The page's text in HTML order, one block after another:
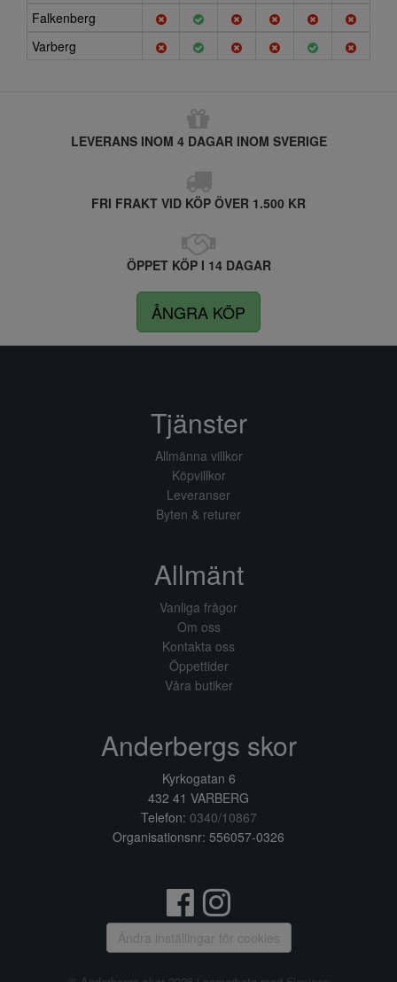
Falkenberg
Varberg
LEVERANS INOM 4 DAGAR INOM SVERIGE
FRI FRAKT VID KÖP ÖVER 1.500 KR
ÖPPET KÖP I 14 DAGAR
ÅNGRA KÖP
Tjänster
Allmänna villkor
Köpvillkor
Leveranser
Byten & returer
Allmänt
Vanliga frågor
Om oss
Kontakta oss
Öppettider
Våra butiker
Anderbergs skor
Kyrkogatan 6
432 41 VARBERG
Telefon: 0340/10867
Organisationsnr: 556057-0326
Ändra inställingar för cookies